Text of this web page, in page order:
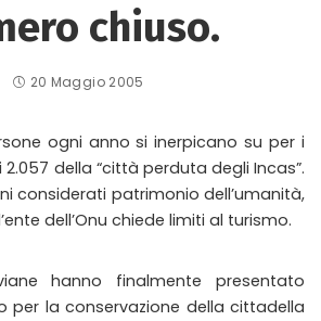
chiuso.
20 Maggio 2005
ogni anno si inerpicano su per i
della “città perduta degli Incas”.
considerati patrimonio dell’umanità,
dell’Onu chiede limiti al turismo.
hanno finalmente presentato
per la conservazione della cittadella